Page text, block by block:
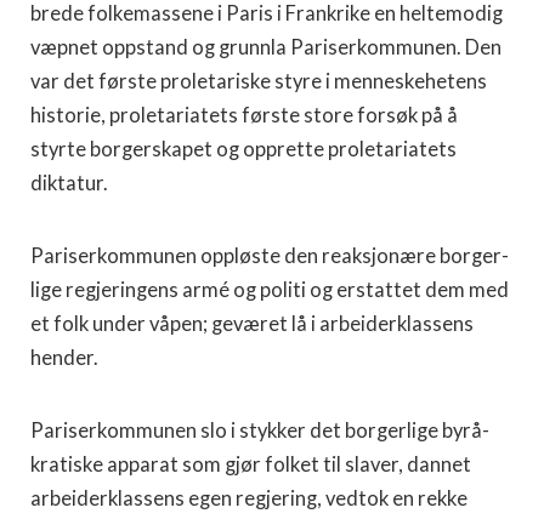
brede folkemassene i Paris i Frankrike en helte­modig
væpnet oppstand og grunnla Pariserkommunen. Den
var det første proletariske styre i menneskehetens
historie, proletariatets første store forsøk på å
styrte borgerskapet og opprette proletariatets
diktatur.
Pariserkommunen oppløste den reaksjonære borger­
lige regjeringens armé og politi og erstattet dem med
et folk under våpen; geværet lå i arbeiderklassens
hender.
Pariserkommunen slo i stykker det borgerlige byrå­
kratiske apparat som gjør folket til slaver, dannet
arbei­derklassens egen regjering, vedtok en rekke